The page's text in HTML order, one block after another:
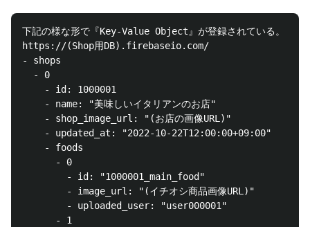
下記の様な形で『Key-Value Object』が登録されている。
https://(Shop用DB).firebaseio.com/
- shops
  - 0
    - id: 1000001
    - name: "美味しいイタリアンのお店"
    - shop_image_url: "(お店の画像URL)"
    - updated_at: "2022-10-22T12:00:00+09:00"
    - foods
      - 0
        - id: "1000001_main_food"
        - image_url: "(イチオシ商品画像URL)"
        - uploaded_user: "user000001"
      - 1